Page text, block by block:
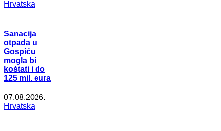
Hrvatska
Sanacija
otpada u
Gospiću
mogla bi
koštati i do
125 mil. eura
07.08.2026.
Hrvatska